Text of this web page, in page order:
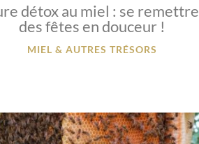
détox au miel : se remettre
des fêtes en douceur !
MIEL & AUTRES TRÉSORS